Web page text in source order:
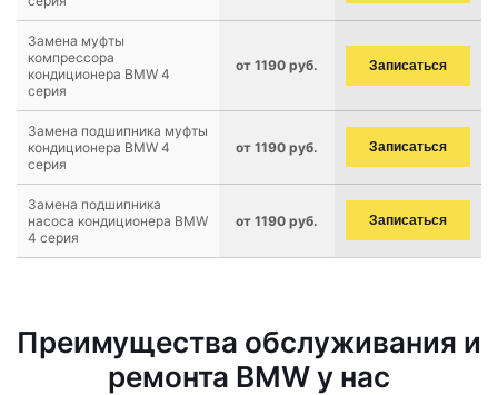
Замена муфты
компрессора
кондиционера BMW 4
серия
от 1190 руб. Записаться
Замена подшипника муфты
кондиционера BMW 4
серия
от 1190 руб. Записаться
Замена подшипника
насоса кондиционера BMW
4 серия
от 1190 руб. Записаться
Преимущества обслуживания и
ремонта BMW у нас